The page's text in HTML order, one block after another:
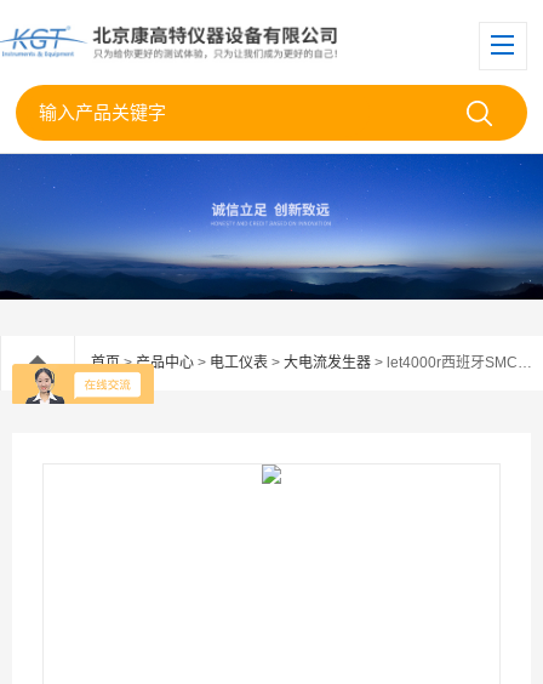
首页>产品中心 > 电工仪表 > 大电流发生器 > let4000r西班牙SMC LET-4000-R大电流发生器